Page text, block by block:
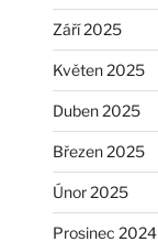
Září 2025
Květen 2025
Duben 2025
Březen 2025
Únor 2025
Prosinec 2024